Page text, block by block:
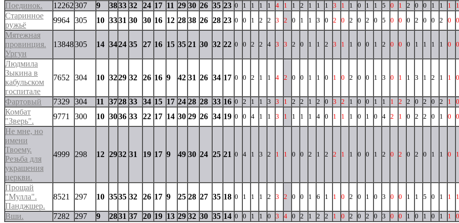
Поединок. 12262307 9 3833 32 24 17 11 29 30 26 35 23 0 1 1 1 1 4 1 1 2 1 1 1 3 1 1 0 1 1 5 0 1 2 0 0 1 1 1 1
Старинное
ружьё
9964 305 10 3331 30 30 16 12 28 38 26 28 23 0 0 1 2 2 3 2 0 1 1 3 0 2 0 2 0 2 0 5 0 0 0 2 0 0 2 0 0
Мятежная
провинция.
Ургун
13848305 14 3424 35 27 16 15 35 21 30 32 22 0 0 2 2 4 3 3 2 0 1 1 2 3 1 1 0 0 1 2 0 0 0 1 1 1 1 0 0
Людмила
Зыкина в
кабульском
госпитале
7652 304 10 3229 32 26 16 9 42 31 26 34 17 0 0 2 1 1 4 2 0 0 1 1 0 1 0 2 0 0 1 3 0 1 1 3 1 2 1 1 0
Фартовый 7329 304 11 3728 33 34 15 17 24 28 28 33 16 0 2 1 1 3 3 1 2 2 1 2 0 3 2 1 0 0 1 1 1 2 2 0 2 0 2 1 0
Комбат
"Зверь".
9771 300 10 3036 33 22 17 14 30 29 26 34 19 0 0 4 1 1 3 1 1 1 1 4 0 1 1 1 0 1 0 4 2 1 0 2 2 0 1 0 0
Не мне, но
имени
Твоему.
Резьба для
украшения
церкви.
4999 298 12 2932 31 19 17 9 49 30 24 25 21 0 4 1 3 2 1 1 0 0 2 1 2 2 1 1 0 0 1 2 0 2 0 2 0 1 1 0 1
Прощай
"Мулла".
Панджшер.
8521 297 10 3535 32 26 17 9 25 28 27 35 18 0 1 1 1 2 3 2 0 0 1 6 1 1 0 2 0 1 0 3 0 0 1 1 5 0 1 1 1
Вши. 7282 297 9 2831 37 20 19 13 29 32 30 35 14 0 0 1 1 0 3 4 0 2 1 2 2 1 0 2 0 2 0 3 0 0 1 0 1 0 1 1 0